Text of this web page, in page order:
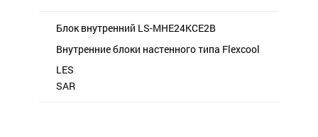
Блок внутренний LS-MHE24KCE2B
LES
SAR
Внутренние блоки настенного типа Flexcool